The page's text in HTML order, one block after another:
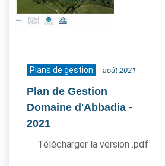
Plans de gestion août 2021
Plan de Gestion
Domaine d'Abbadia -
2021
Télécharger la version .pdf